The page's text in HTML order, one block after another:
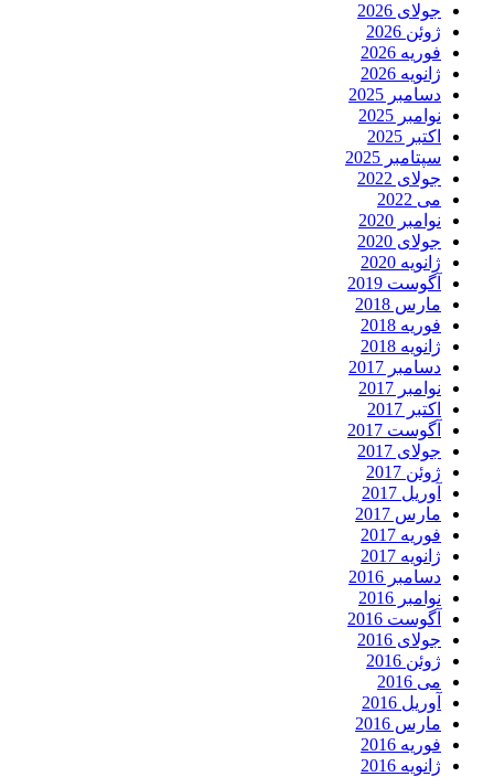
جولای 2026
ژوئن 2026
فوریه 2026
ژانویه 2026
دسامبر 2025
نوامبر 2025
اکتبر 2025
سپتامبر 2025
جولای 2022
می 2022
نوامبر 2020
جولای 2020
ژانویه 2020
آگوست 2019
مارس 2018
فوریه 2018
ژانویه 2018
دسامبر 2017
نوامبر 2017
اکتبر 2017
آگوست 2017
جولای 2017
ژوئن 2017
آوریل 2017
مارس 2017
فوریه 2017
ژانویه 2017
دسامبر 2016
نوامبر 2016
آگوست 2016
جولای 2016
ژوئن 2016
می 2016
آوریل 2016
مارس 2016
فوریه 2016
ژانویه 2016